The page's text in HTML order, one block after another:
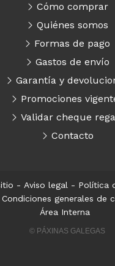
Cómo comprar
Quiénes somos
Formas de pago
Gastos de envío
Garantía y
Promociones
Validar cheque
Contacto
- Aviso legal - Política
Condiciones generales de
Área Interna
© PÁXINAS GALEGAS